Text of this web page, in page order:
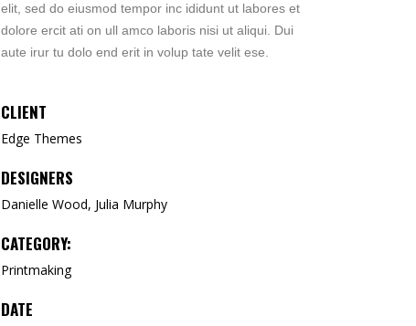
elit, sed do eiusmod tempor inc ididunt ut labores et
dolore ercit ati on ull amco laboris nisi ut aliqui. Dui
aute irur tu dolo end erit in volup tate velit ese.
CLIENT
Edge Themes
DESIGNERS
Danielle Wood, Julia Murphy
CATEGORY:
Printmaking
DATE